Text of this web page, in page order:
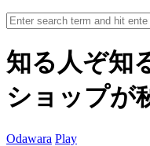
知る人ぞ知
ショップが
Odawara Play